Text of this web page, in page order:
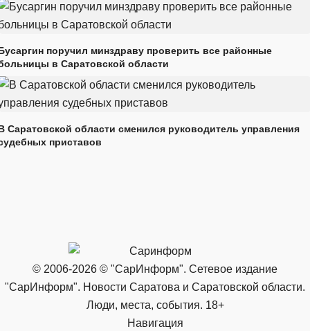
поручил минздраву проверить все районные
в Саратовской области
Саратовской области сменился руководитель управления
приставов
© 2006-2026 © "СарИнформ". Сетевое издание
"СарИнформ". Новости Саратова и Саратовской области.
Люди, места, события. 18+
Навигация